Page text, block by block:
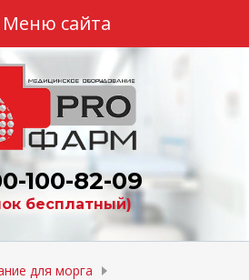
Меню сайта
Главная
Каталог
Прайсы
100-82-09
бесплатный)
для морга